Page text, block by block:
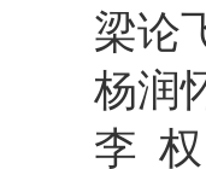
梁论
杨润
李